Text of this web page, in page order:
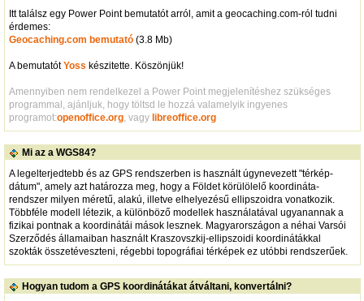
Itt találsz egy Power Point bemutatót arról, amit a geocaching.com-ról tudni
érdemes:
Geocaching.com bemutató(3.8 Mb)
A bemutatótYoss készitette. Köszönjük!
Amennyiben nem rendelkezel a Power Point megjelenítéshez szükséges
programmal, ajánljuk, hogy töltsd le hozzá valamelyik ingyenes
programot:openoffice.org, vagy libreoffice.org
Mi az a WGS84?
A legelterjedtebb és az GPS rendszerben is használt úgynevezett "térkép-
dátum", amely azt határozza meg, hogy a Földet körülölelő koordináta-
rendszer milyen méretű, alakú, illetve elhelyezésű ellipszoidra vonatkozik.
Többféle modell létezik, a különböző modellek használatával ugyanannak a
fizikai pontnak a koordinátái mások lesznek. Magyarországon a néhai Varsói
Szerződés államaiban használt Kraszovszkij-ellipszoidi koordinátákkal
szokták összetéveszteni, régebbi topográfiai térképek ez utóbbi rendszerűek.
Hogyan tudom a GPS koordinátákat átváltani, konvertálni?